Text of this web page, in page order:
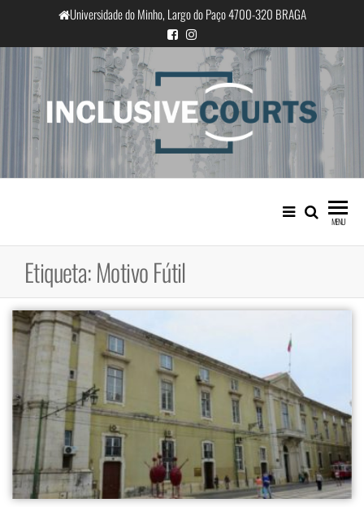
o
conteúdo
Universidade do Minho, Largo do Paço 4700-320 BRAGA
InclusiveCourts
Igualdade e diferença cultural na
prática judicial portuguesa
MENU
Etiqueta:Motivo Fútil